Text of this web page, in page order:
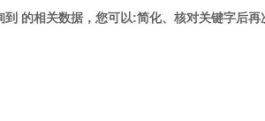
到 的相关数据，您可以:简化、核对关键字后再